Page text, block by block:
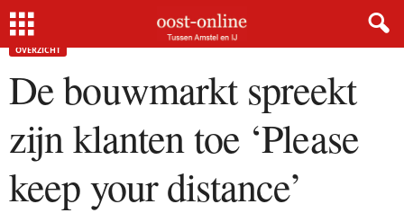
Home De bouwmarkt spreekt zijn klanten toe ‘Please keep your distance’
OVERZICHT
De bouwmarkt spreekt
zijn klanten toe ‘Please
keep your distance’
×
Gratis NieuwsMail